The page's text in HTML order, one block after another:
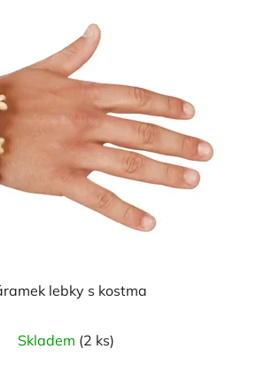
lebky s kostma
hodnocení
Skladem (2 ks)